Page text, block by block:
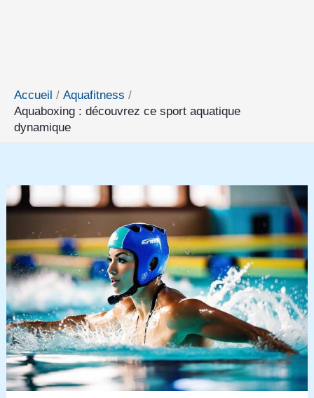
Accueil
Aquafitness
Aquaboxing : découvrez ce sport aquatique
dynamique